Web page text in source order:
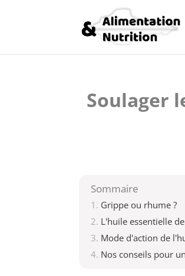
Soulager
Sommaire
Grippe ou rhume ?
L'huile essentielle
Mode d'action de
Nos conseils pour